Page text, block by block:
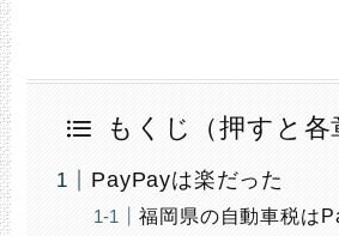
もくじ（押すと各
PayPayは楽だった
福岡県の自動車税は